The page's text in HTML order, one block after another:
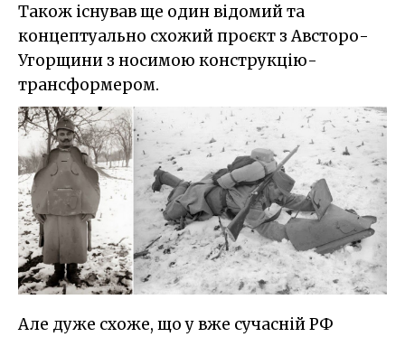
Також існував ще один відомий та
концептуально схожий проєкт з Австоро-
Угорщини з носимою конструкцію-
трансформером.
Але дуже схоже, що у вже сучасній РФ